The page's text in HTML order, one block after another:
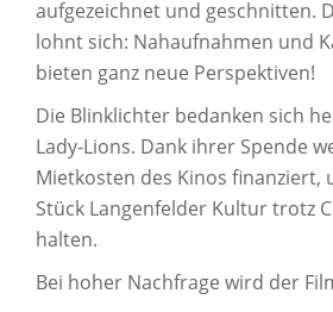
aufgezeichnet und geschnitten.
lohnt sich: Nahaufnahmen und
bieten ganz neue Perspektiven!
Die Blinklichter bedanken sich
Lady-Lions. Dank ihrer Spende
Mietkosten des Kinos finanziert,
Stück Langenfelder Kultur trotz
halten.
Bei hoher Nachfrage wird der